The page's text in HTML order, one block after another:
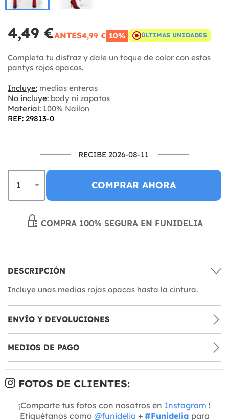
4,49 €ANTES4,99 € 10% ÚLTIMAS UNIDADES
Completa tu disfraz y dale un toque de color con estos
pantys rojos opacos.
Incluye: medias enteras
No incluye: body ni zapatos
Material: 100% Nailon
REF: 29813-0
RECIBE 2026-08-11
COMPRAR AHORA
COMPRA 100% SEGURA EN FUNIDELIA
DESCRIPCIÓN
Incluye unas medias rojas opacas hasta la cintura.
ENVÍO Y DEVOLUCIONES
MEDIOS DE PAGO
FOTOS DE CLIENTES:
¡Comparte tus fotos con nosotros en Instagram !
Etiquétanos como @funidelia + #Funidelia para